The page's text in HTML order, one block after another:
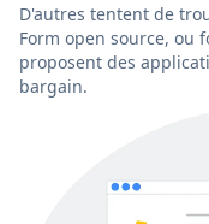
D'autres tentent de
Form open source, ou
proposent des
bargain.